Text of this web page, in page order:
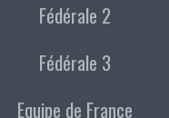
Fédérale 2
Fédérale 3
Equipe de France